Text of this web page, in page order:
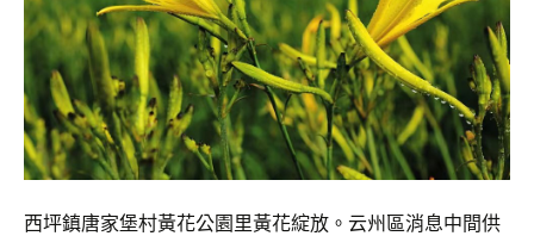
西坪鎮唐家堡村黃花公園里黃花綻放。云州區消息中間供